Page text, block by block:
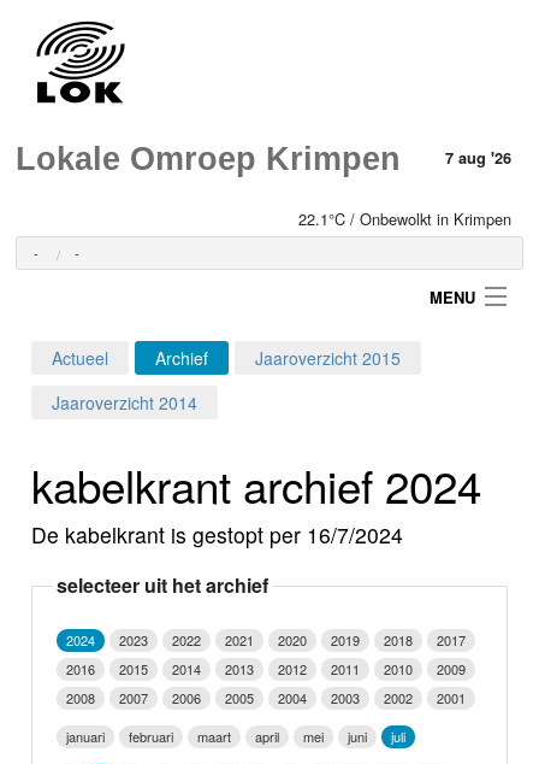
Lokale Omroep Krimpen 7 aug '26
22.1°C / Onbewolkt in Krimpen
- -
MENU
Programma's
Video
Webcam
Actueel Archief
Jaaroverzicht 2015
Jaaroverzicht 2014
kabelkrant archief 2024
De kabelkrant is gestopt per 16/7/2024
selecteer uit het archief
2024 2023 2022 2021 2020 2019 2018
2017
2016
2015 2014 2013 2012 2011 2010
2009
2008
2007 2006 2005 2004 2003 2002
2001
januari
februari maart april mei juni
juli